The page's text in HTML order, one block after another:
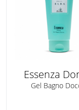
Essenza
Gel Bagno